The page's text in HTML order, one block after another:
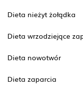
Dieta nieżyt żołądka
Dieta wrzodziejące
Dieta nowotwór
Dieta zaparcia